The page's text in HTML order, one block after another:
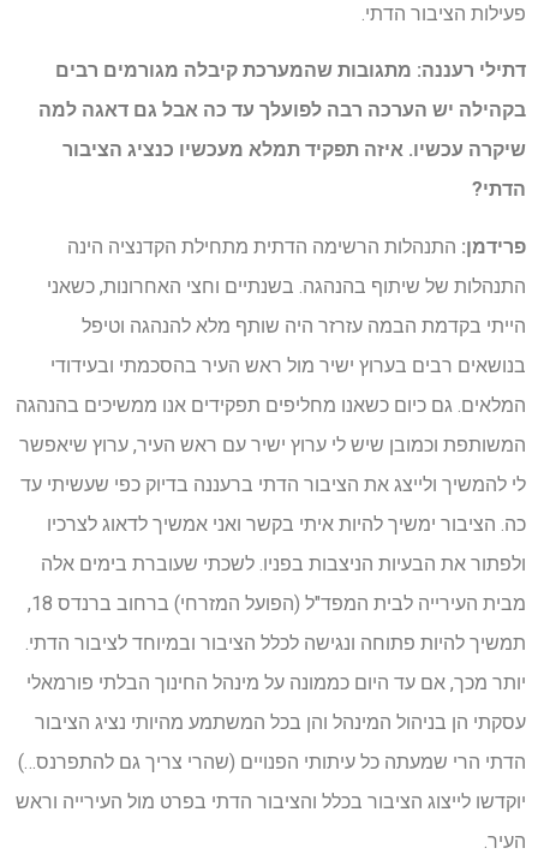
פעילות הציבור הדתי.
דתילי רעננה: מתגובות שהמערכת קיבלה מגורמים רבים
בקהילה יש הערכה רבה לפועלך עד כה אבל גם דאגה למה
שיקרה עכשיו. איזה תפקיד תמלא מעכשיו כנציג הציבור
הדתי?
פרידמן: התנהלות הרשימה הדתית מתחילת הקדנציה הינה
התנהלות של שיתוף בהנהגה. בשנתיים וחצי האחרונות, כשאני
הייתי בקדמת הבמה עזרזר היה שותף מלא להנהגה וטיפל
בנושאים רבים בערוץ ישיר מול ראש העיר בהסכמתי ובעידודי
המלאים. גם כיום כשאנו מחליפים תפקידים אנו ממשיכים בהנהגה
המשותפת וכמובן שיש לי ערוץ ישיר עם ראש העיר, ערוץ שיאפשר
לי להמשיך ולייצג את הציבור הדתי ברעננה בדיוק כפי שעשיתי עד
כה. הציבור ימשיך להיות איתי בקשר ואני אמשיך לדאוג לצרכיו
ולפתור את הבעיות הניצבות בפניו. לשכתי שעוברת בימים אלה
מבית העירייה לבית המפד"ל (הפועל המזרחי) ברחוב ברנדס 18,
תמשיך להיות פתוחה ונגישה לכלל הציבור ובמיוחד לציבור הדתי.
יותר מכך, אם עד היום כממונה על מינהל החינוך הבלתי פורמאלי
עסקתי הן בניהול המינהל והן בכל המשתמע מהיותי נציג הציבור
הדתי הרי שמעתה כל עיתותי הפנויים (שהרי צריך גם להתפרנס…)
יוקדשו לייצוג הציבור בכלל והציבור הדתי בפרט מול העירייה וראש
העיר.